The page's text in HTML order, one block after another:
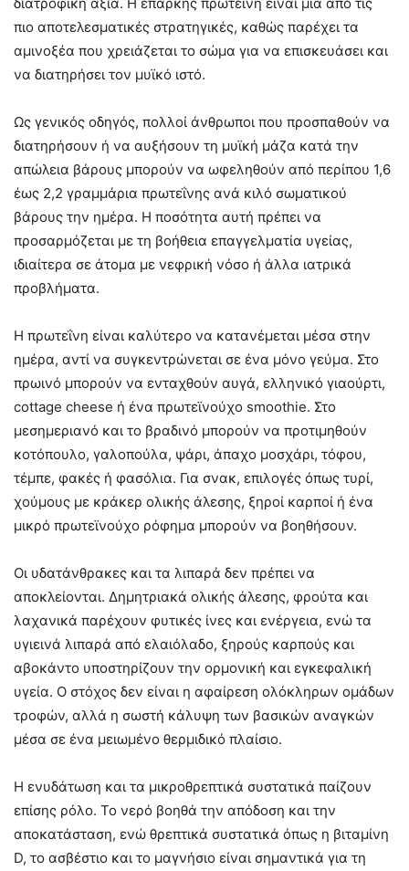
πιο αποτελεσματικές στρατηγικές, καθώς παρέχει τα
αμινοξέα που χρειάζεται το σώμα για να επισκευάσει και
να διατηρήσει τον μυϊκό ιστό.
Ως γενικός οδηγός, πολλοί άνθρωποι που προσπαθούν να
διατηρήσουν ή να αυξήσουν τη μυϊκή μάζα κατά την
απώλεια βάρους μπορούν να ωφεληθούν από περίπου 1,6
έως 2,2 γραμμάρια πρωτεΐνης ανά κιλό σωματικού
βάρους την ημέρα. Η ποσότητα αυτή πρέπει να
προσαρμόζεται με τη βοήθεια επαγγελματία υγείας,
ιδιαίτερα σε άτομα με νεφρική νόσο ή άλλα ιατρικά
προβλήματα.
Η πρωτεΐνη είναι καλύτερο να κατανέμεται μέσα στην
ημέρα, αντί να συγκεντρώνεται σε ένα μόνο γεύμα. Στο
πρωινό μπορούν να ενταχθούν αυγά, ελληνικό γιαούρτι,
cottage cheese ή ένα πρωτεϊνούχο smoothie. Στο
μεσημεριανό και το βραδινό μπορούν να προτιμηθούν
κοτόπουλο, γαλοπούλα, ψάρι, άπαχο μοσχάρι, τόφου,
τέμπε, φακές ή φασόλια. Για σνακ, επιλογές όπως τυρί,
χούμους με κράκερ ολικής άλεσης, ξηροί καρποί ή ένα
μικρό πρωτεϊνούχο ρόφημα μπορούν να βοηθήσουν.
Οι υδατάνθρακες και τα λιπαρά δεν πρέπει να
αποκλείονται. Δημητριακά ολικής άλεσης, φρούτα και
λαχανικά παρέχουν φυτικές ίνες και ενέργεια, ενώ τα
υγιεινά λιπαρά από ελαιόλαδο, ξηρούς καρπούς και
αβοκάντο υποστηρίζουν την ορμονική και εγκεφαλική
υγεία. Ο στόχος δεν είναι η αφαίρεση ολόκληρων ομάδων
τροφών, αλλά η σωστή κάλυψη των βασικών αναγκών
μέσα σε ένα μειωμένο θερμιδικό πλαίσιο.
Η ενυδάτωση και τα μικροθρεπτικά συστατικά παίζουν
επίσης ρόλο. Το νερό βοηθά την απόδοση και την
αποκατάσταση, ενώ θρεπτικά συστατικά όπως η βιταμίνη
D, το ασβέστιο και το μαγνήσιο είναι σημαντικά για τη